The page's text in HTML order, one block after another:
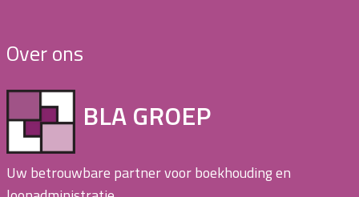
Over ons
BLA GROEP
Uw betrouwbare partner voor boekhouding en